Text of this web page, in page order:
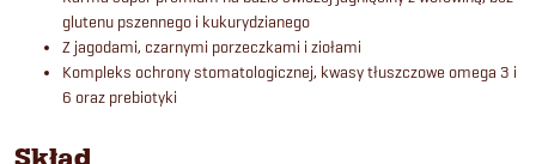
glutenu pszennego i kukurydzianego
Z jagodami, czarnymi porzeczkami i ziołami
Kompleks ochrony stomatologicznej, kwasy tłuszczowe omega 3 i
6 oraz prebiotyki
Skład